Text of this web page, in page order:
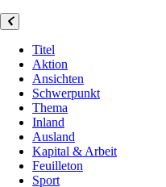
Titel
Aktion
Ansichten
Schwerpunkt
Thema
Inland
Ausland
Kapital & Arbeit
Feuilleton
Sport